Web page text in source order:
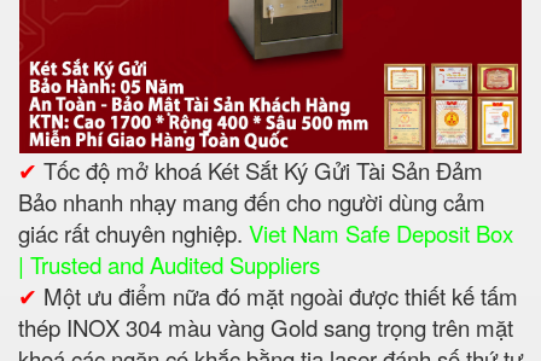
✔ Tốc độ mở khoá Két Sắt Ký Gửi Tài Sản Đảm
Bảo nhanh nhạy mang đến cho người dùng cảm
giác rất chuyên nghiệp. Viet Nam Safe Deposit Box
| Trusted and Audited Suppliers
✔ Một ưu điểm nữa đó mặt ngoài được thiết kế tấm
thép INOX 304 màu vàng Gold sang trọng trên mặt